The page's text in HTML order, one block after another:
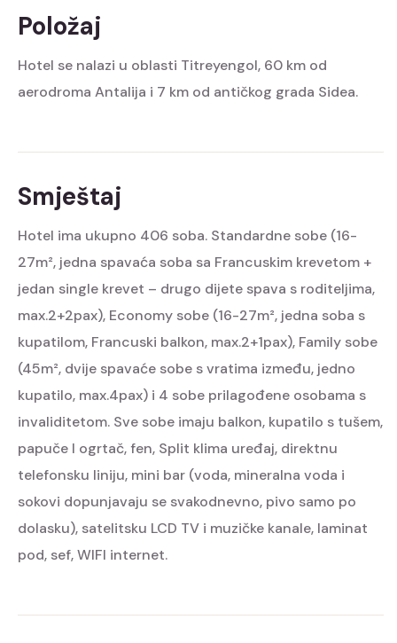
Položaj
Hotel se nalazi u oblasti Titreyengol, 60 km od
aerodroma Antalija i 7 km od antičkog grada Sidea.
Smještaj
Hotel ima ukupno 406 soba. Standardne sobe (16-
27m², jedna spavaća soba sa Francuskim krevetom +
jedan single krevet – drugo dijete spava s roditeljima,
max.2+2pax), Economy sobe (16-27m², jedna soba s
kupatilom, Francuski balkon, max.2+1pax), Family sobe
(45m², dvije spavaće sobe s vratima između, jedno
kupatilo, max.4pax) i 4 sobe prilagođene osobama s
invaliditetom. Sve sobe imaju balkon, kupatilo s tušem,
papuče I ogrtač, fen, Split klima uređaj, direktnu
telefonsku liniju, mini bar (voda, mineralna voda i
sokovi dopunjavaju se svakodnevno, pivo samo po
dolasku), satelitsku LCD TV i muzičke kanale, laminat
pod, sef, WIFI internet.